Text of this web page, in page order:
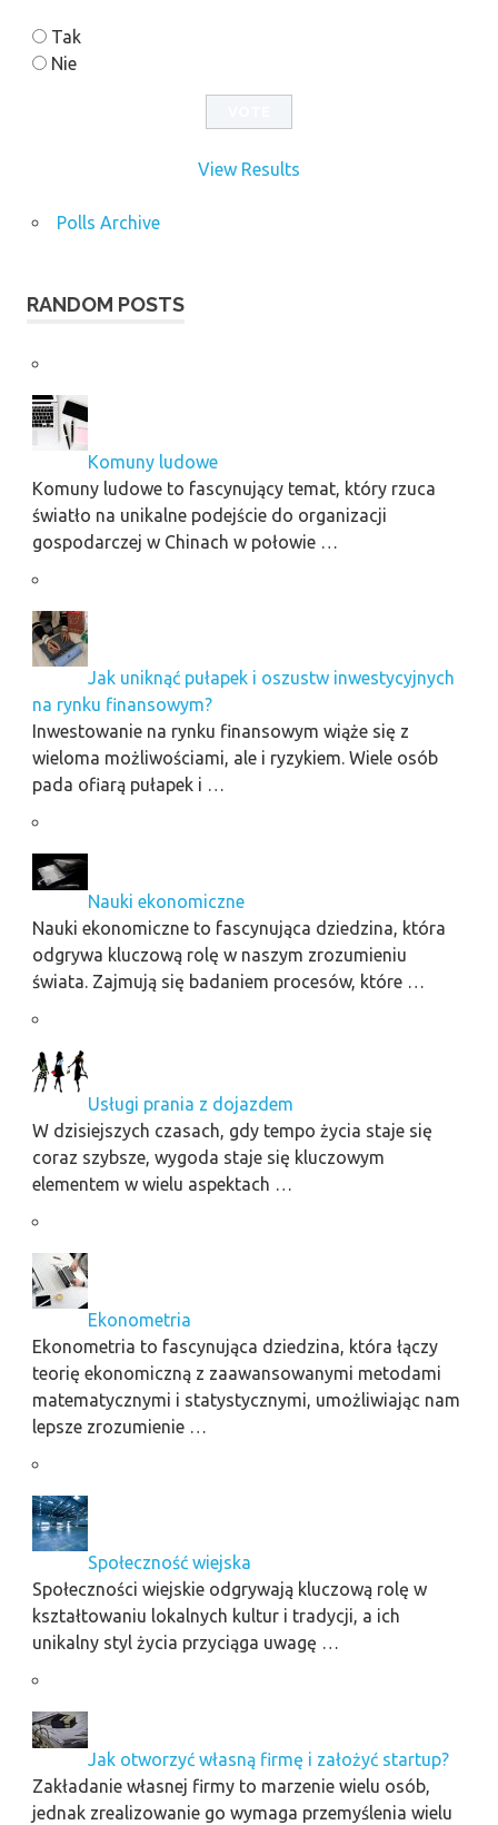
Tak
Nie
View Results
Polls Archive
RANDOM POSTS
Komuny ludowe
Komuny ludowe to fascynujący temat, który rzuca
światło na unikalne podejście do organizacji
gospodarczej w Chinach w połowie …
Jak uniknąć pułapek i oszustw inwestycyjnych
na rynku finansowym?
Inwestowanie na rynku finansowym wiąże się z
wieloma możliwościami, ale i ryzykiem. Wiele osób
pada ofiarą pułapek i …
Nauki ekonomiczne
Nauki ekonomiczne to fascynująca dziedzina, która
odgrywa kluczową rolę w naszym zrozumieniu
świata. Zajmują się badaniem procesów, które …
Usługi prania z dojazdem
W dzisiejszych czasach, gdy tempo życia staje się
coraz szybsze, wygoda staje się kluczowym
elementem w wielu aspektach …
Ekonometria
Ekonometria to fascynująca dziedzina, która łączy
teorię ekonomiczną z zaawansowanymi metodami
matematycznymi i statystycznymi, umożliwiając nam
lepsze zrozumienie …
Społeczność wiejska
Społeczności wiejskie odgrywają kluczową rolę w
kształtowaniu lokalnych kultur i tradycji, a ich
unikalny styl życia przyciąga uwagę …
Jak otworzyć własną firmę i założyć startup?
Zakładanie własnej firmy to marzenie wielu osób,
jednak zrealizowanie go wymaga przemyślenia wielu